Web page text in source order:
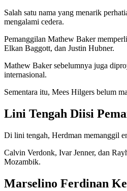
Salah satu nama yang menarik
mengalami cedera.
Pemanggilan Mathew Baker
Elkan Baggott, dan Justin Hubner.
Mathew Baker sebelumnya juga
internasional.
Sementara itu, Mees Hilgers belum
Lini Tengah Diisi
Di lini tengah, Herdman memanggil
Calvin Verdonk, Ivar Jenner, dan
Mozambik.
Marselino Ferdinan